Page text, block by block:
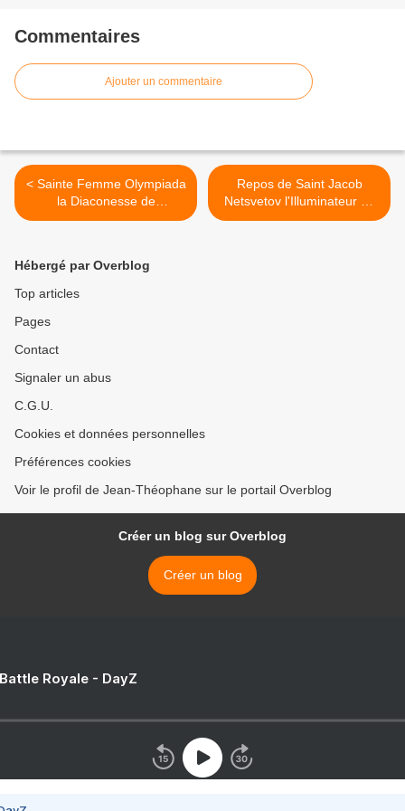
Commentaires
Ajouter un commentaire
< Sainte Femme Olympiada
la Diaconesse de
Constantinople
Repos de Saint Jacob
Netsvetov l'Illuminateur de
l'Alaska >
Hébergé par Overblog
Top articles
Pages
Contact
Signaler un abus
C.G.U.
Cookies et données personnelles
Préférences cookies
Voir le profil de Jean-Théophane sur le portail Overblog
Créer un blog sur Overblog
Créer un blog
Royale - DayZ